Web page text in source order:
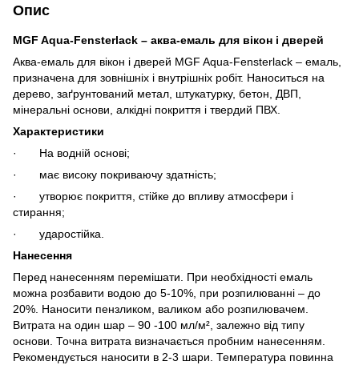
Опис
MGF Aqua-Fensterlack – аква-емаль для вікон і дверей
Аква-емаль для вікон і дверей MGF Aqua-Fensterlack – емаль,
призначена для зовнішніх і внутрішніх робіт. Наноситься на
дерево, заґрунтований метал, штукатурку, бетон, ДВП,
мінеральні основи, алкідні покриття і твердий ПВХ.
Характеристики
· На водній основі;
· має високу покриваючу здатність;
· утворює покриття, стійке до впливу атмосфери і
стирання;
· ударостійка.
Нанесення
Перед нанесенням перемішати. При необхідності емаль
можна розбавити водою до 5-10%, при розпилюванні – до
20%. Наносити пензликом, валиком або розпилювачем.
Витрата на один шар – 90 -100 мл/м², залежно від типу
основи. Точна витрата визначається пробним нанесенням.
Рекомендується наносити в 2-3 шари. Температура повинна